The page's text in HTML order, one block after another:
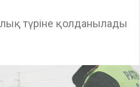
түріне қолданылады